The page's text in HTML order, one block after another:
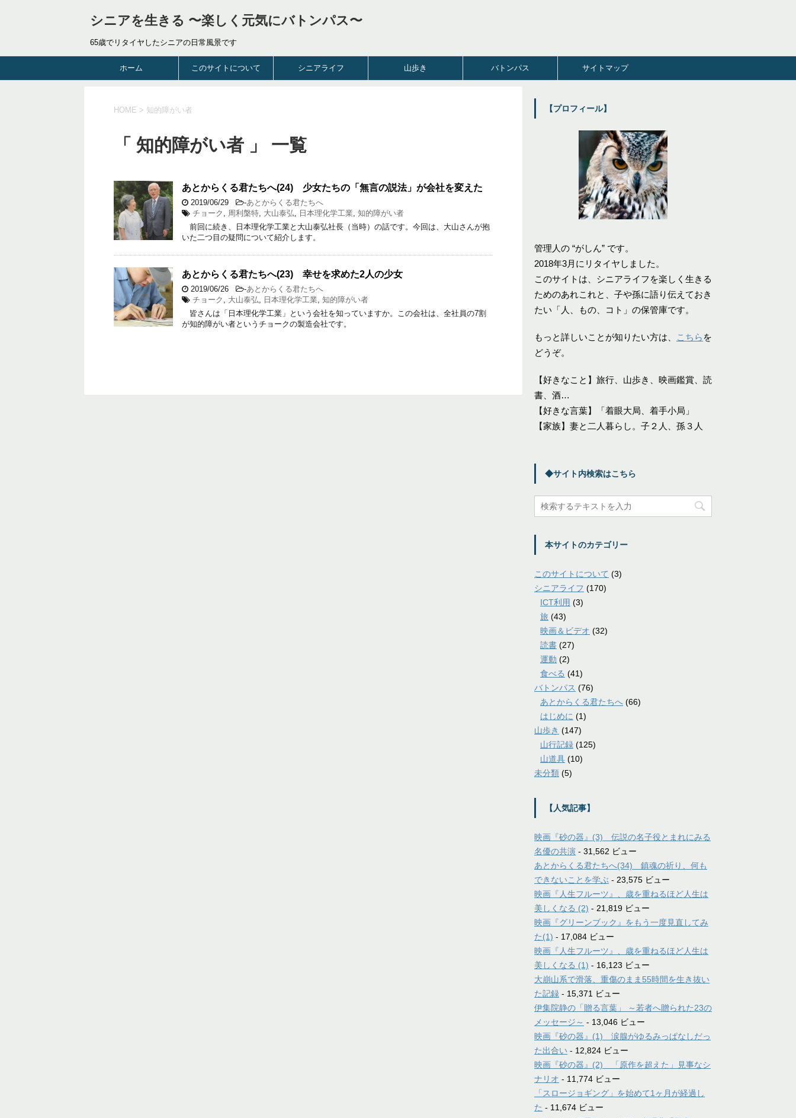
シニアを生きる 〜楽しく元気にバトンパス〜
65歳でリタイヤしたシニアの日常風景です
ホーム このサイトについて シニアライフ 山歩き バトンパス サイトマップ
HOME > 知的障がい者
「 知的障がい者 」 一覧
あとからくる君たちへ(24) 少女たちの「無言の説法」が会社を変えた
2019/06/29 -あとからくる君たちへ
チョーク , 周利槃特, 大山泰弘, 日本理化学工業, 知的障がい者
前回に続き、日本理化学工業と大山泰弘社長（当時）の話です。今回は、大山さんが抱
いた二つ目の疑問について紹介します。
あとからくる君たちへ(23) 幸せを求めた2人の少女
2019/06/26 -あとからくる君たちへ
チョーク , 大山泰弘, 日本理化学工業, 知的障がい者
皆さんは「日本理化学工業」という会社を知っていますか。この会社は、全社員の7割
が知的障がい者というチョークの製造会社です。
【プロフィール】
管理人の “がしん” です。
2018年3月にリタイヤしました。
このサイトは、シニアライフを楽しく生きる
ためのあれこれと、子や孫に語り伝えておき
たい「人、もの、コト」の保管庫です。
もっと詳しいことが知りたい方は、 こちら を
どうぞ。
【好きなこと】旅行、山歩き、映画鑑賞、読
書、酒…
【好きな言葉】「着眼大局、着手小局」
【家族】妻と二人暮らし。子２人、孫３人
◆サイト内検索はこちら
本サイトのカテゴリー
このサイトについて (3)
シニアライフ (170)
ICT利用 (3)
旅 (43)
映画＆ビデオ (32)
読書 (27)
運動 (2)
食べる (41)
バトンパス (76)
あとからくる君たちへ (66)
はじめに (1)
山歩き (147)
山行記録 (125)
山道具 (10)
未分類 (5)
【人気記事】
映画『砂の器』(3) 伝説の名子役とまれにみる
名優の共演 - 31,562 ビュー
あとからくる君たちへ(34) 鎮魂の祈り、何も
できないことを学ぶ - 23,575 ビュー
映画『人生フルーツ』、歳を重ねるほど人生は
美しくなる (2) - 21,819 ビュー
映画『グリーンブック』をもう一度見直してみ
た(1) - 17,084 ビュー
映画『人生フルーツ』、歳を重ねるほど人生は
美しくなる (1) - 16,123 ビュー
大崩山系で滑落、重傷のまま55時間を生き抜い
た記録 - 15,371 ビュー
伊集院静の「贈る言葉」 ～若者へ贈られた23の
メッセージ～ - 13,046 ビュー
映画『砂の器』(1) 涙腺がゆるみっぱなしだっ
た出合い - 12,824 ビュー
映画『砂の器』(2) 「原作を超えた」見事なシ
ナリオ - 11,774 ビュー
「スロージョギング」を始めて1ヶ月が経過し
た - 11,674 ビュー